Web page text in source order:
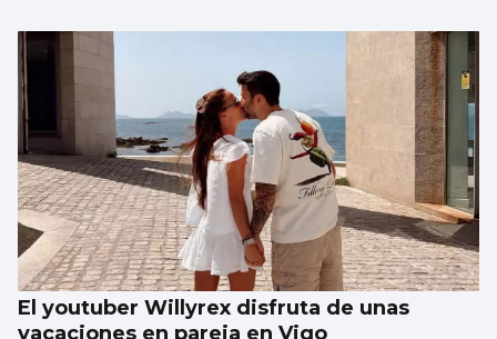
El youtuber Willyrex disfruta de unas
vacaciones en pareja en Vigo